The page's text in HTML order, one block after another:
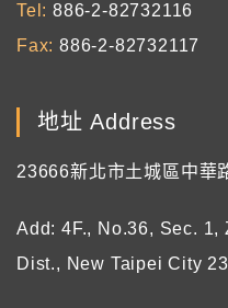
Tel
886-2-82732116
Fax 886-2-82732117
地址 Address
23666新北市土城區中華
Add: 4F., No.36, Sec. 1,
Dist., New Taipei City